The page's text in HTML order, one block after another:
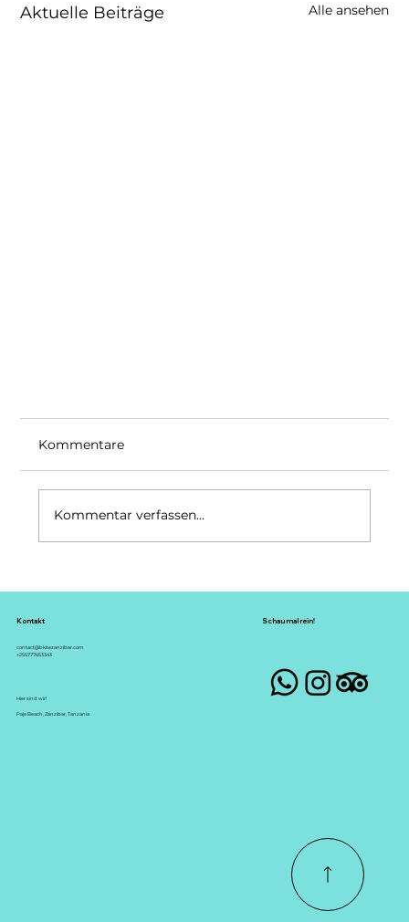
Aktuelle Beiträge Alle ansehen
Kommentare
Kommentar verfassen...
Kontakt
contact@bkitezanzibar.com
+255777653343
Hier sind wir!
Paje Beach, Zanzibar, Tanzania
Schau mal rein!